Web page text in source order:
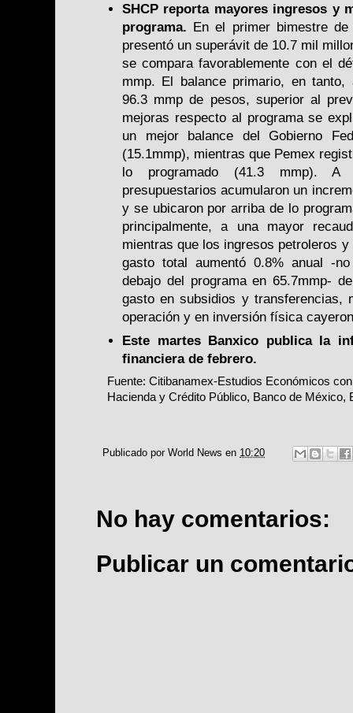
SHCP reporta mayores ingresos y
programa. En el primer bimestre
presentó un superávit de 10.7 mil
se compara favorablemente con el
mmp. El balance primario, en tanto,
96.3 mmp de pesos, superior al
mejoras respecto al programa se
un mejor balance del Gobierno
(15.1mmp), mientras que Pemex
lo programado (41.3 mmp). A
presupuestarios acumularon un
y se ubicaron por arriba de lo
principalmente, a una mayor
mientras que los ingresos petroleros
gasto total aumentó 0.8% anual -
debajo del programa en 65.7mmp-
gasto en subsidios y transferencias,
operación y en inversión física
Este martes Banxico publica la
financiera de febrero.
Fuente: Citibanamex-Estudios Económicos
Hacienda y Crédito Público, Banco de México,
Publicado por World News en 10:20
No hay comentarios:
Publicar un